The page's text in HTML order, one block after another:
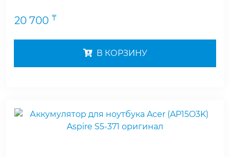
20 700 ₸
В КОРЗИНУ